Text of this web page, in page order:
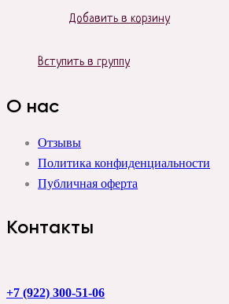
Добавить в корзину
Вступить в группу
О нас
Отзывы
Политика конфиденциальности
Публичная оферта
Контакты
+7 (922) 300-51-06